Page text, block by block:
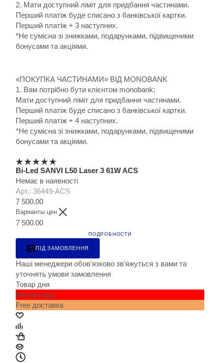
2. Мати доступний ліміт для придбання частинами.
Перший платіж буде списано з банківської картки.
Перший платіж + 3 наступних.
*Не сумісна зі знижками, подарунками, підвищеними
бонусами та акціями.
«ПОКУПКА ЧАСТИНАМИ» ВІД MONOBANK
1. Вам потрібно бути клієнтом monobank;
Мати доступний ліміт для придбання частинами.
Перший платіж буде списано з банківської картки.
Перший платіж + 4 наступних.
*Не сумісна зі знижками, подарунками, підвищеними
бонусами та акціями.
Bi-Led SANVI L50 Laser 3 61W ACS
Немає в наявності
Арт.: 36449-ACS
7 500.00
Варианты цен
7 500.00
ПОДРОБНОСТИ
ПІД ЗАМОВЛЕННЯ
Наші менеджери обов'язково зв'яжуться з вами та
уточнять умови замовлення
Товар дня
Автооптика
Free доставка